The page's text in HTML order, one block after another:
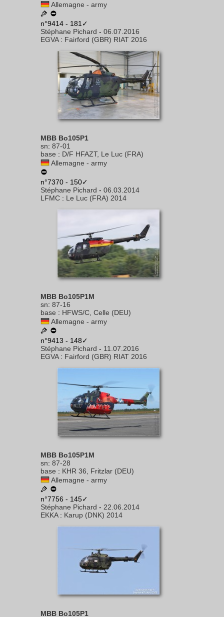
Allemagne - army
n°9414 - 181✓
Stéphane Pichard - 06.07.2016
EGVA: Fairford (GBR) RIAT 2016
MBB Bo105P1
sn: 87-01
base : D/F HFAZT, Le Luc (FRA)
Allemagne - army
n°7370 - 150✓
Stéphane Pichard - 06.03.2014
LFMC : Le Luc (FRA) 2014
MBB Bo105P1M
sn: 87-16
base : HFWS/C, Celle (DEU)
Allemagne - army
n°9413 - 148✓
Stéphane Pichard - 11.07.2016
EGVA: Fairford (GBR) RIAT 2016
MBB Bo105P1M
sn: 87-28
base : KHR 36, Fritzlar (DEU)
Allemagne - army
n°7756 - 145✓
Stéphane Pichard - 22.06.2014
EKKA: Karup (DNK) 2014
MBB Bo105P1